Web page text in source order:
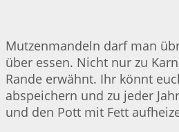
Mutzenmandeln darf man
über essen. Nicht nur zu
Rande erwähnt. Ihr könnt
abspeichern und zu jeder
und den Pott mit Fett